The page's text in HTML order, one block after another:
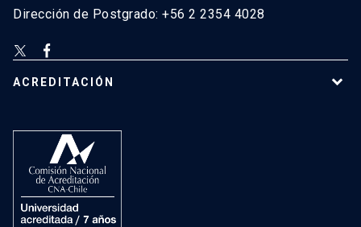
Dirección de Postgrado: +56 2 2354 4028
ACREDITACIÓN